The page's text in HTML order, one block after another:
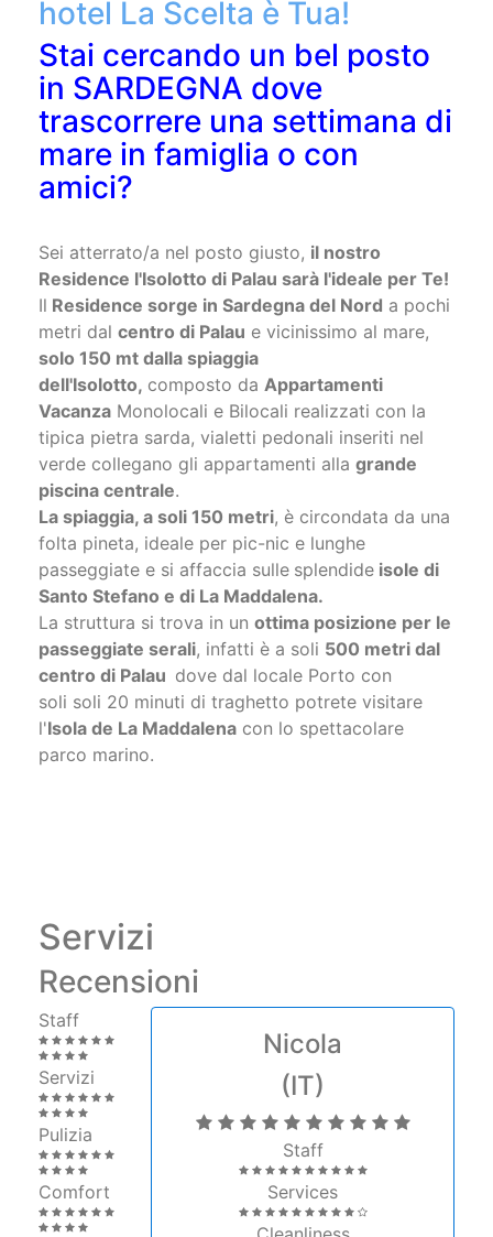
Stai cercando un bel posto
in SARDEGNA dove
trascorrere una settimana di
mare in famiglia o con
amici?
Residence l'Isolotto di Palau sarà l'ideale per Te!
IlResidence sorge in Sardegna del Nord a pochi
metri dalcentro di Palaue vicinissimo al mare,
solo 150 mt dalla spiaggia
dell'Isolotto,composto da
VacanzaMonolocali e Bilocali realizzati con la
tipica pietra sarda, vialetti pedonali inseriti nel
verde collegano gli appartamenti allagrande
piscina centrale .
La spiaggia, a soli 150 metri
folta pineta, ideale per pic-nic e lunghe
passeggiate e si affaccia sulle splendide
Santo Stefano e di La Maddalena.
La struttura si trova in unottima posizione per le
passeggiate serali, infatti è a soli500 metri dal
centro di Palaudove dal locale Porto con
soli soli 20 minuti di traghetto potrete visitare
l'Isola de La Maddalenacon lo spettacolare
parco marino.
Recensioni
Staff
Servizi
Pulizia
Comfort
Qualità/Prezzo
Nicola
(IT)
Staff
Services
Cleanliness